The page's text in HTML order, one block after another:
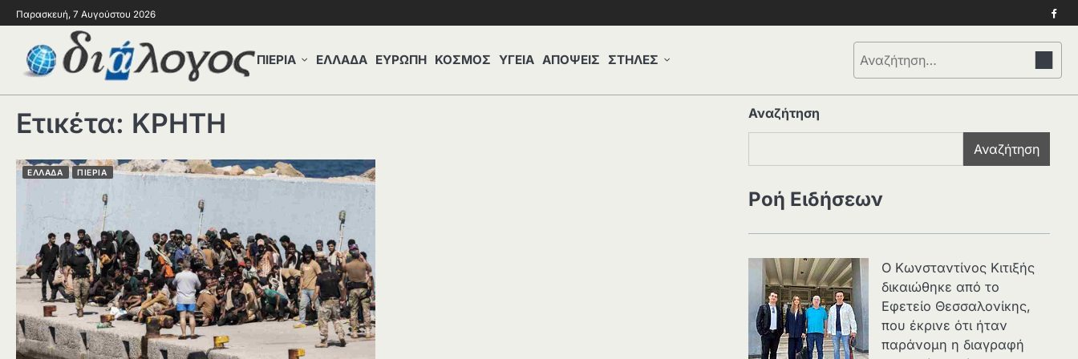
Παρασκευή, 7 Αυγούστου 2026
ΠΙΕΡΙΑ ΕΛΛΑΔΑ ΕΥΡΩΠΗ ΚΟΣΜΟΣ ΥΓΕΙΑ ΑΠΟΨΕΙΣ ΣΤΗΛΕΣ
Αναζήτηση
για:
Ετικέτα: ΚΡΗΤΗ
ΕΛΛΑΔΑ ΠΙΕΡΙΑ
Αναζήτηση
Αναζήτηση
Ροή Ειδήσεων
Ο Κωνσταντίνος Κιτιξής
δικαιώθηκε από το
Εφετείο Θεσσαλονίκης,
που έκρινε ότι ήταν
παράνομη η διαγραφή